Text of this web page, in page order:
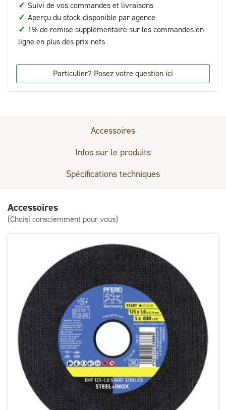
✓ Suivi de vos commandes et livraisons
✓ Aperçu du stock disponible par agence
✓ 1% de remise supplémentaire sur les commandes en
ligne en plus des prix nets
Particulier? Posez votre question ici
Accessoires
Infos sur le produits
Spécifications techniques
Accessoires
(Choisi consciemment pour vous)